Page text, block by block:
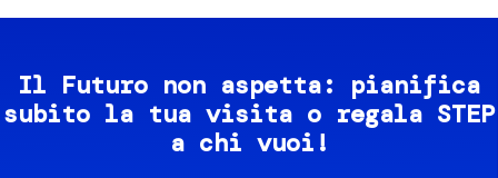
Il Futuro non aspetta: pianifica
subito la tua visita o regala STEP
a chi vuoi!